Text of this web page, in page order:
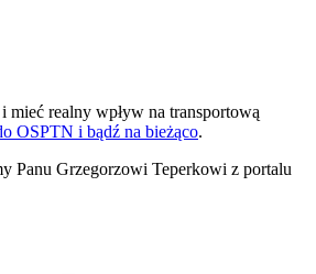
mieć realny wpływ na transportową
OSPTN i bądź na bieżąco.
Panu Grzegorzowi Teperkowi z portalu